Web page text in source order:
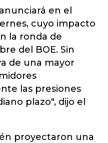
en el
cuyo impacto
la ronda de
del BOE. Sin
de una mayor
las presiones
plazo", dijo el
proyectaron una